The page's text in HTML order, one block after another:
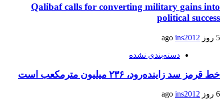
Qalibaf calls for converting military gains into
political success
5 روز ago ins2012
دسته‌بندی نشده
خط قرمز سد زاینده‌رود، ۲۳۶ میلیون مترمکعب است
6 روز ago ins2012